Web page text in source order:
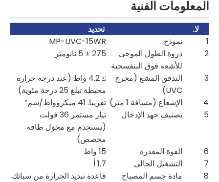
المعلومات الفنية
لا.
تحديد
1
نموذج
MP-UVC-15WR
2
ذروة الطول الموجي
للأشعة فوق البنفسجية
275 ± 5 نانومتر
3
التدفق المشع (مخرج
UVC)
≥ 4.2 واط (عند درجة حرارة
محيطة تبلغ 25 درجة مئوية)
4
الإشعاع (مسافة 1 متر)
تقريبا. 41 ميكروواط/سم²
5
تصنيف جهد الإدخال
تيار مستمر 36 فولت
(يستخدم مع محول طاقة
مخصص)
6
القوة المقدرة
15 واط
7
التشغيل الحالي
1.7 أ
8
مادة جسم المصباح
قاعدة تبديد الحرارة من سبائك